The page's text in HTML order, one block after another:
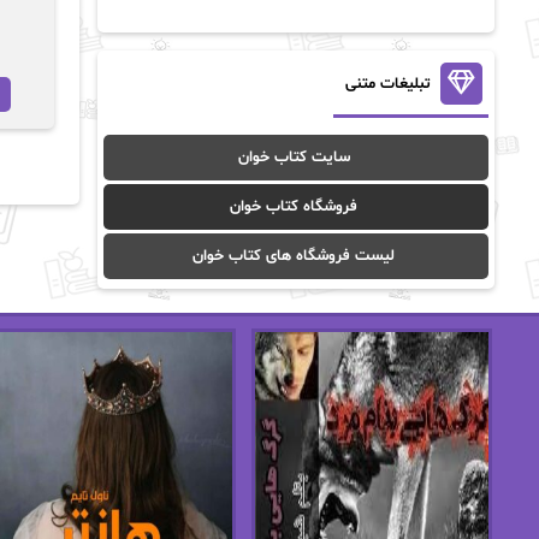
آن ماری سلینکو آنا تاد
آنالیا
آوا موسوی آیدا (Aixi)
آیدا باقری آیسان صادقی
ا_اصغر زاده ا_اصغرزاده
اریک مورگنشترن از نیلوفر لاری
استفانی مهیر استل مسکم
اسما کافی اصغر زاده
افسانه سماوات اکرم محمدی
ال جی اسمیت الف صاد
تبلیغات متنی
سایت کتاب خوان
فروشگاه کتاب خوان
لیست فروشگاه های کتاب خوان